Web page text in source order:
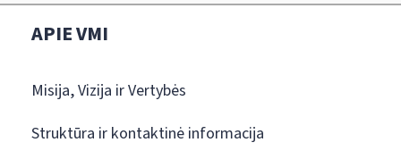
APIE VMI
Misija, Vizija ir Vertybės
Struktūra ir kontaktinė informacija